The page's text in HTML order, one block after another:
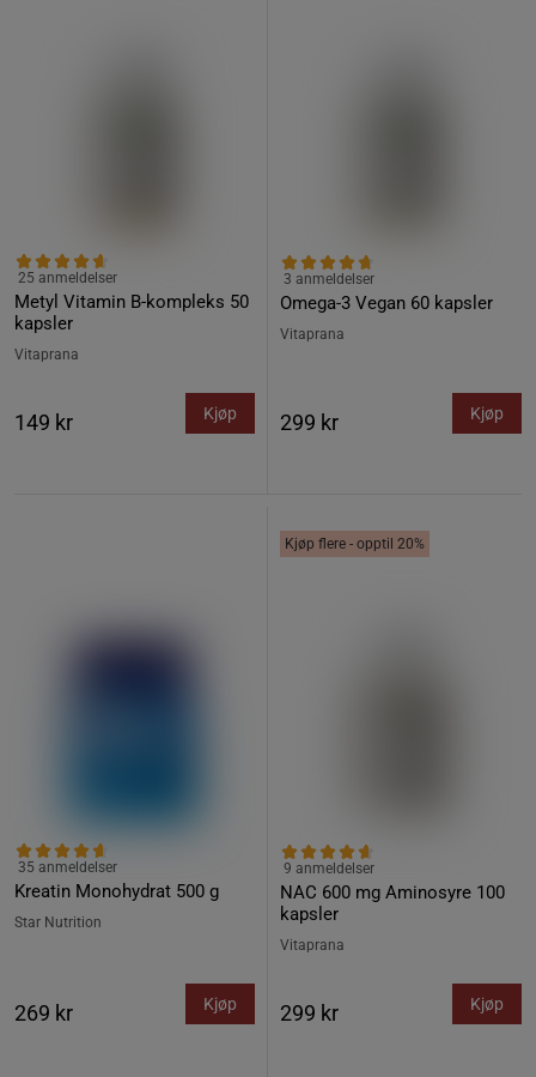
Metyl Vitamin B-kompleks 50
kapsler
25 anmeldelser
Vitaprana
149 kr Kjøp
Omega-3 Vegan 60 kapsler
3 anmeldelser
Vitaprana
299 kr Kjøp
Kreatin Monohydrat 500 g
35 anmeldelser
Star Nutrition
269 kr Kjøp
Kjøp flere - opptil 20%
NAC 600 mg Aminosyre 100
kapsler
9 anmeldelser
Vitaprana
299 kr Kjøp